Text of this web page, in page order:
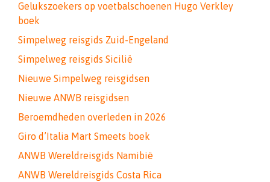
Gelukszoekers op voetbalschoenen Hugo Verkley
boek
Simpelweg reisgids Zuid-Engeland
Simpelweg reisgids Sicilië
Nieuwe Simpelweg reisgidsen
Nieuwe ANWB reisgidsen
Beroemdheden overleden in 2026
Giro d’Italia Mart Smeets boek
ANWB Wereldreisgids Namibië
ANWB Wereldreisgids Costa Rica